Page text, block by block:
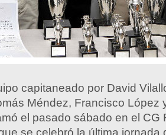
capitaneado por David
Méndez, Francisco López
el pasado sábado en el
se celebró la última jornada